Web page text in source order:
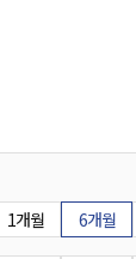
1개월 6개월